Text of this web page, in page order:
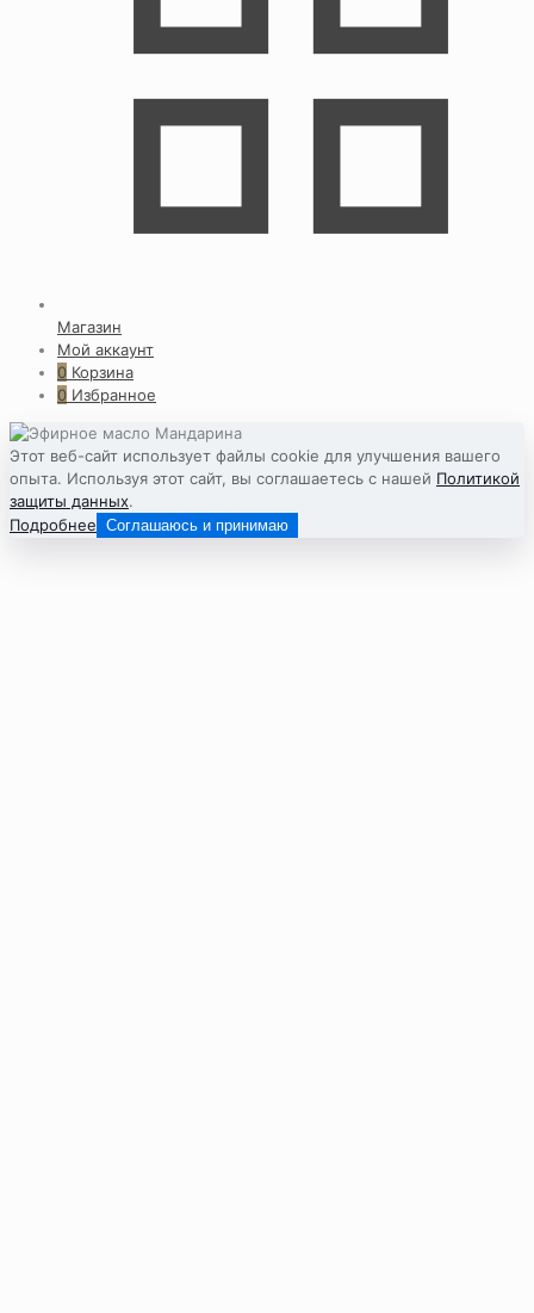
Магазин
Мой аккаунт
0 Корзина
0 Избранное
Этот веб-сайт использует файлы cookie для улучшения вашего
опыта. Используя этот сайт, вы соглашаетесь с нашей Политикой
защиты данных.
Подробнее Соглашаюсь и принимаю